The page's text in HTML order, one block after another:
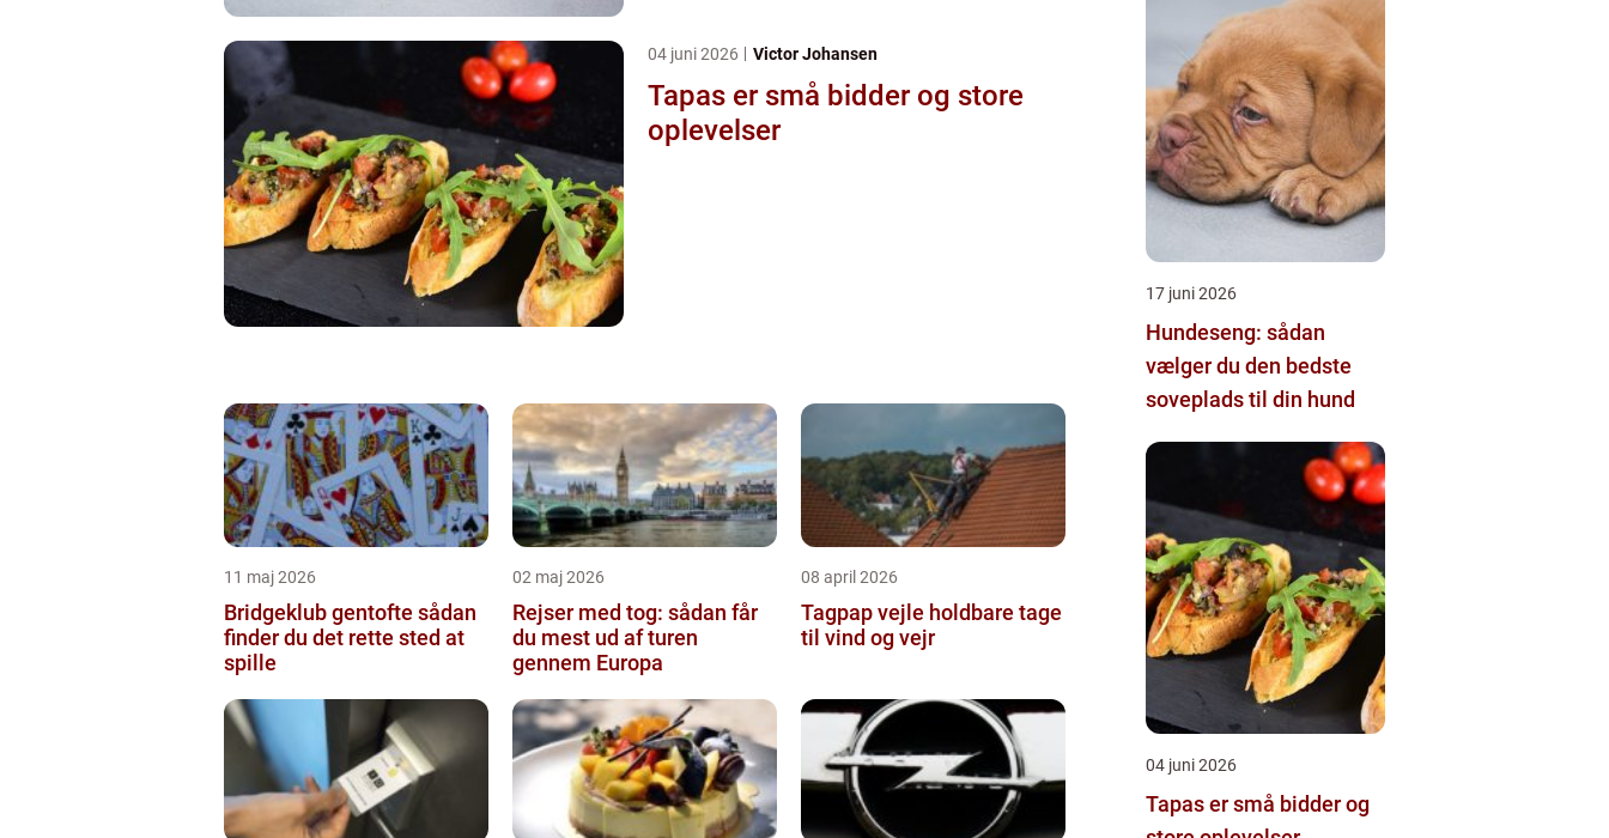
04 juni 2026 Victor Johansen
Tapas er små bidder og store
oplevelser
11 maj 2026
Bridgeklub gentofte sådan
finder du det rette sted at
spille
02 maj 2026
Rejser med tog: sådan får
du mest ud af turen
gennem Europa
08 april 2026
Tagpap vejle holdbare tage
til vind og vejr
17 juni 2026
Hundeseng: sådan
vælger du den bedste
soveplads til din hund
04 juni 2026
Tapas er små bidder og